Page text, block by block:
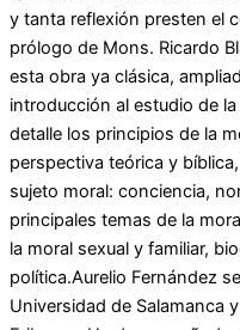
y tanta reflexión presten el
prólogo de Mons. Ricardo
esta obra ya clásica,
introducción al estudio de
detalle los principios de la
perspectiva teórica y
sujeto moral: conciencia,
principales temas de la
la moral sexual y familiar,
política.Aurelio Fernández
Universidad de Salamanca